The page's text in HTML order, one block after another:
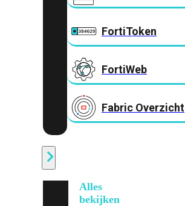
FortiToken
FortiWeb
Fabric Overzicht
Alles
bekijken